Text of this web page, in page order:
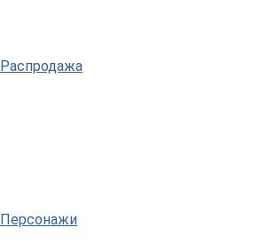
Распродажа
Персонажи